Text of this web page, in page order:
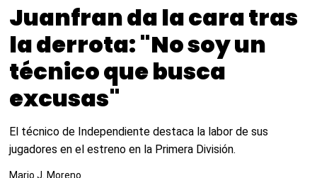
Juanfran da la cara tras
la derrota: "No soy un
técnico que busca
excusas"
El técnico de Independiente destaca la labor de sus
jugadores en el estreno en la Primera División.
Mario J. Moreno